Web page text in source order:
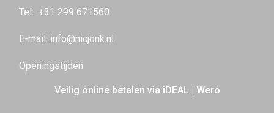
Tel:+31 299 671560
E-mail: info@nicjonk.nl
Openingstijden
Veilig online betalen via iDEAL | Wero